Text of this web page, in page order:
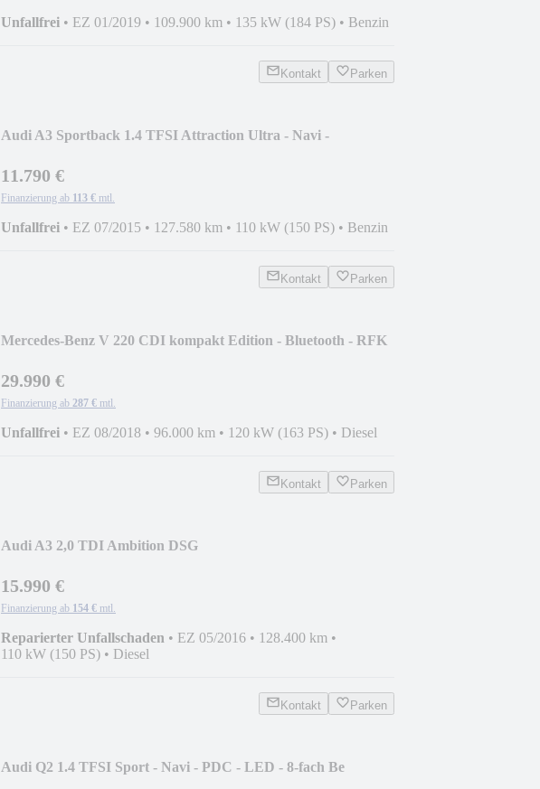
Unfallfrei • EZ 01/2019 • 109.900 km • 135 kW (184 PS) • Benzin
Kontakt Parken
Audi A3 Sportback 1.4 TFSI Attraction Ultra - Navi -
11.790 €
Finanzierung ab 113 € mtl.
Unfallfrei • EZ 07/2015 • 127.580 km • 110 kW (150 PS) • Benzin
Kontakt Parken
Mercedes-Benz V 220 CDI kompakt Edition - Bluetooth - RFK
29.990 €
Finanzierung ab 287 € mtl.
Unfallfrei • EZ 08/2018 • 96.000 km • 120 kW (163 PS) • Diesel
Kontakt Parken
Audi A3 2,0 TDI Ambition DSG
15.990 €
Finanzierung ab 154 € mtl.
Reparierter Unfallschaden • EZ 05/2016 • 128.400 km •
110 kW (150 PS) • Diesel
Kontakt Parken
Audi Q2 1.4 TFSI Sport - Navi - PDC - LED - 8-fach Be